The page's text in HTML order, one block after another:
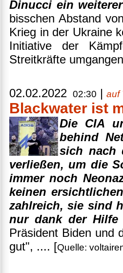
Dinucci ein
bisschen Abstand
Krieg in der Ukraine
Initiative der
Streitkräfte
02.02.2022 02:30 | auf
Blackwater ist
Die CIA
behind
sich nach
verließen, um die
immer noch
keinen
zahlreich, sie sind
nur dank der Hilfe
Präsident Biden und
gut", .... [Quelle: